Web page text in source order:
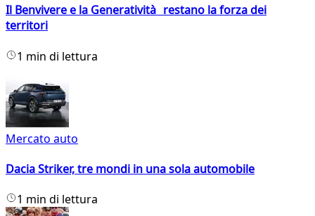
Il Benvivere e la Generatività restano la forza dei
territori
1 min di lettura
Mercato auto
Dacia Striker, tre mondi in una sola automobile
1 min di lettura